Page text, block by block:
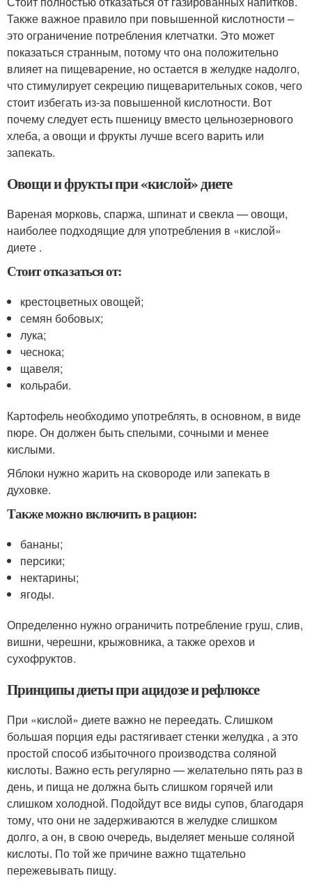
Также важное правило при повышенной кислотности –
это ограничение потребления клетчатки. Это может
показаться странным, потому что она положительно
влияет на пищеварение, но остается в желудке надолго,
что стимулирует секрецию пищеварительных соков, чего
стоит избегать из-за повышенной кислотности. Вот
почему следует есть пшеницу вместо цельнозернового
хлеба, а овощи и фрукты лучше всего варить или
запекать.
Овощи и фрукты при «кислой» диете
Вареная морковь, спаржа, шпинат и свекла — овощи,
наиболее подходящие для употребления в «кислой»
диете .
Стоит отказаться от:
крестоцветных овощей;
семян бобовых;
лука;
чеснока;
щавеля;
кольраби.
Картофель необходимо употреблять, в основном, в виде
пюре. Он должен быть спелыми, сочными и менее
кислыми.
Яблоки нужно жарить на сковороде или запекать в
духовке.
Также можно включить в рацион:
бананы;
персики;
нектарины;
ягоды.
Определенно нужно ограничить потребление груш, слив,
вишни, черешни, крыжовника, а также орехов и
сухофруктов.
Принципы диеты при ацидозе и рефлюксе
При «кислой» диете важно не переедать. Слишком
большая порция еды растягивает стенки желудка , а это
простой способ избыточного производства соляной
кислоты. Важно есть регулярно — желательно пять раз в
день, и пища не должна быть слишком горячей или
слишком холодной. Подойдут все виды супов, благодаря
тому, что они не задерживаются в желудке слишком
долго, а он, в свою очередь, выделяет меньше соляной
кислоты. По той же причине важно тщательно
пережевывать пищу.